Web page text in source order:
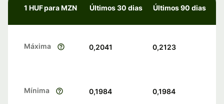
1 HUF para MZN Últimos 30 dias Últimos 90 dias
Máxima 0,2041 0,2123
Mínima 0,1984 0,1984